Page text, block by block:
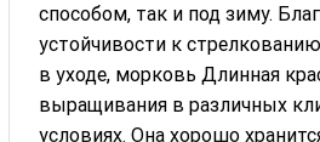
способом, так и под зиму.
устойчивости к
в уходе, морковь Длинная
выращивания в различных
условиях. Она хорошо